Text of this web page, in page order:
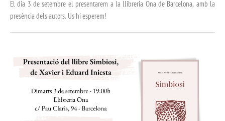
El dia 3 de setembre el presentarem a la llibreria Ona de Barcelona, amb la
presència dels autors. Us hi esperem!